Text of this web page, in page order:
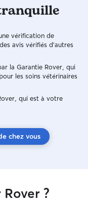
vérification de
avis vérifiés d'autres
la Garantie Rover, qui
les soins vétérinaires
qui est à votre
chez vous
?